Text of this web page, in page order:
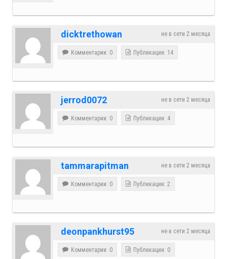
не в сети 2 месяца
dicktrethowan
Комментарии: 0 Публикации: 14
не в сети 2 месяца
jerrod0072
Комментарии: 0 Публикации: 4
не в сети 2 месяца
tammarapitman
Комментарии: 0 Публикации: 2
не в сети 2 месяца
deonpankhurst95
Комментарии: 0 Публикации: 0